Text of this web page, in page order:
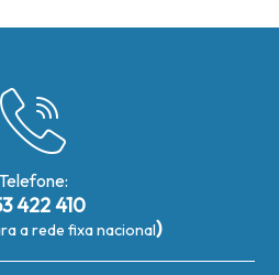
Telefone:
422 410
a rede fixa nacional)